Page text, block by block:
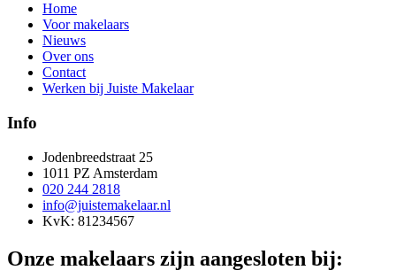
Home
Voor makelaars
Nieuws
Over ons
Contact
Werken bij Juiste Makelaar
Info
Jodenbreedstraat 25
1011 PZ Amsterdam
020 244 2818
info@juistemakelaar.nl
KvK: 81234567
Onze makelaars zijn aangesloten bij: